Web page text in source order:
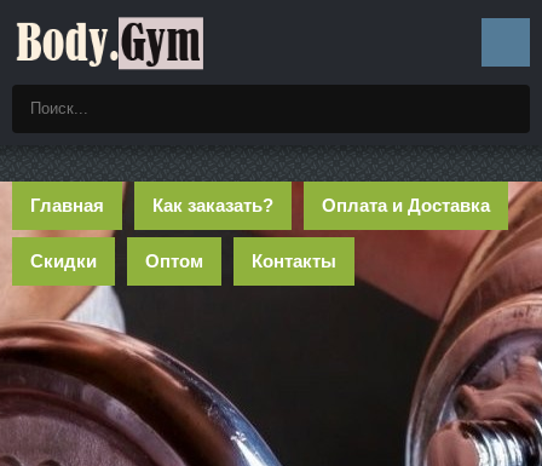
Главная Как заказать? Оплата и Доставка
Скидки Оптом Контакты